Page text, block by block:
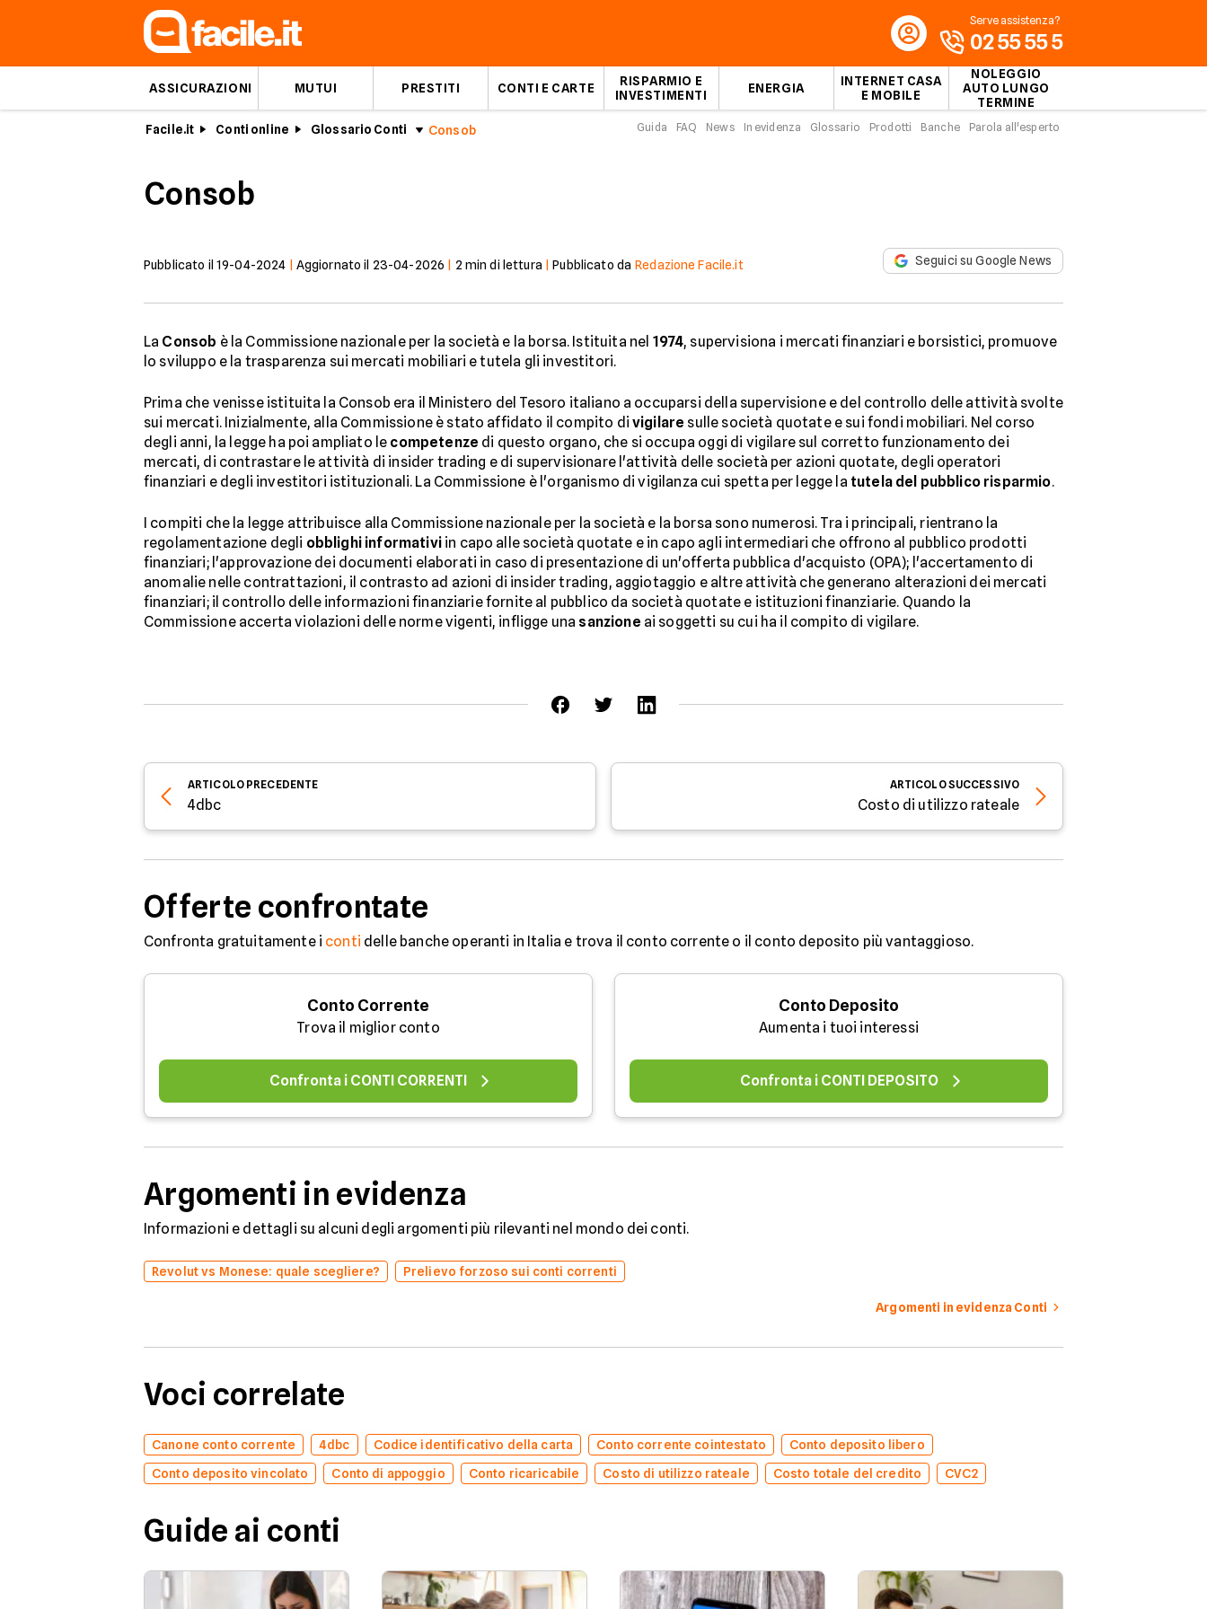
ASSICURAZIONI MUTUI PRESTITI CONTI E CARTE
RISPARMIO E
INVESTIMENTI
ENERGIA
INTERNET CASA
E MOBILE
NOLEGGIO
AUTO LUNGO
TERMINE
Serve assistenza?
02 55 55 5
Facile.it Conti online Glossario Conti Consob Guida FAQ News In evidenza Glossario Prodotti Banche Parola all'esperto
Consob
Pubblicato il 19-04-2024 Aggiornato il 23-04-2026 2 min di lettura |Pubblicato da Redazione Facile.it Seguici su Google News
La Consob è la Commissione nazionale per la società e la borsa. Istituita nel 1974, supervisiona i mercati finanziari e borsistici, promuove
lo sviluppo e la trasparenza sui mercati mobiliari e tutela gli investitori.
Prima che venisse istituita la Consob era il Ministero del Tesoro italiano a occuparsi della supervisione e del controllo delle attività svolte
sui mercati. Inizialmente, alla Commissione è stato affidato il compito divigilare sulle società quotate e sui fondi mobiliari. Nel corso
degli anni, la legge ha poi ampliato le competenze di questo organo, che si occupa oggi di vigilare sul corretto funzionamento dei
mercati, di contrastare le attività di insider trading e di supervisionare l'attività delle società per azioni quotate, degli operatori
finanziari e degli investitori istituzionali. La Commissione è l'organismo di vigilanza cui spetta per legge la tutela del pubblico risparmio.
I compiti che la legge attribuisce alla Commissione nazionale per la società e la borsa sono numerosi. Tra i principali, rientrano la
regolamentazione degli obblighi informativiin capo alle società quotate e in capo agli intermediari che offrono al pubblico prodotti
finanziari; l'approvazione dei documenti elaborati in caso di presentazione di un'offerta pubblica d'acquisto (OPA); l'accertamento di
anomalie nelle contrattazioni, il contrasto ad azioni di insider trading, aggiotaggio e altre attività che generano alterazioni dei mercati
finanziari; il controllo delle informazioni finanziarie fornite al pubblico da società quotate e istituzioni finanziarie. Quando la
Commissione accerta violazioni delle norme vigenti, infligge una sanzione ai soggetti su cui ha il compito di vigilare.
ARTICOLO PRECEDENTE
4dbc
ARTICOLOSUCCESSIVO
Costo di utilizzo rateale
Offerte confrontate
Confronta gratuitamente i conti delle banche operanti in Italia e trova il conto corrente o il conto deposito più vantaggioso.
Conto Corrente
Trova il miglior conto
Confronta i CONTI CORRENTI
Conto Deposito
Aumenta i tuoi interessi
Confronta i CONTI DEPOSITO
Argomenti in evidenza
Informazioni e dettagli su alcuni degli argomenti più rilevanti nel mondo dei conti.
Revolut vs Monese: quale scegliere? Prelievo forzoso sui conti correnti
Argomenti in evidenza Conti
Voci correlate
Canone conto corrente 4dbc Codice identificativo della carta Conto corrente cointestato
Conto deposito libero
Conto deposito vincolato
Conto di appoggio Conto ricaricabile Costo di utilizzo rateale Costo totale del credito CVC2
Guide ai conti